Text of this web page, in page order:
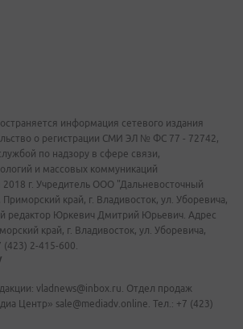
информация сетевого издания
о регистрации СМИ ЭЛ № ФС 77 - 72742,
по надзору в сфере связи,
и массовых коммуникаций
г. Учредитель ООО "Дальневосточный
край, г. Владивосток, ул. Уборевича,
редактор Юркевич Дмитрий Юрьевич. Адрес
край, г. Владивосток, ул. Уборевича,
2-415-600.
vladnews@inbox.ru. Отдел продаж
Центр» sale@mediadv.online. Тел.: +7 (423)